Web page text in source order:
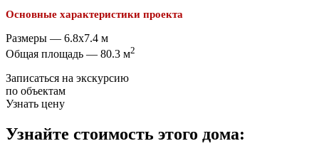
Основные характеристики проекта
Размеры — 6.8x7.4 м
Общая площадь — 80.3 м2
Записаться на экскурсию
по объектам
Узнать цену
Узнайте стоимость этого дома: